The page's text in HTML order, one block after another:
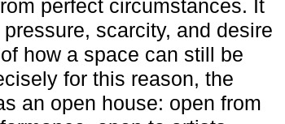
perfect circumstances. It
scarcity, and desire
how a space can still be
for this reason, the
an open house: open from